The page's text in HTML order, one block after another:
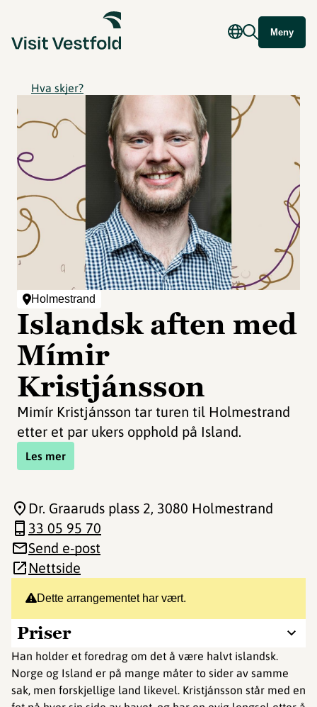
Meny
Hva skjer?
Holmestrand
Islandsk aften med
Mímir
Kristjánsson
Mimír Kristjánsson tar turen til Holmestrand
etter et par ukers opphold på Island.
Les mer
Dette arrangementet har vært.
Priser
Han holder et foredrag om det å være halvt islandsk.
Norge og Island er på mange måter to sider av samme
sak, men forskjellige land likevel. Kristjánsson står med en
Dr. Graaruds plass 2, 3080 Holmestrand
33 05 95 70
Send e-post
Nettside